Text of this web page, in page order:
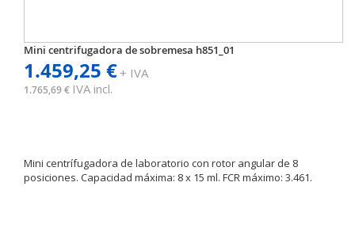
Mini centrifugadora de sobremesa h851_01
1.459,25 €+ IVA
1.765,69 € IVA incl.
Mini centrífugadora de laboratorio con rotor angular de 8
posiciones. Capacidad máxima: 8 x 15 ml. FCR máximo: 3.461.